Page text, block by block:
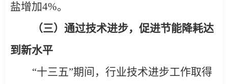
盐增加4%。
（三）通过技术进步，促进节能降耗达
到新水平
“十三五”期间，行业技术进步工作取得